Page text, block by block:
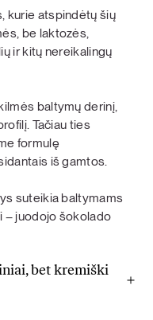
kurie atspindėtų šių
be laktozės,
ir kitų nereikalingų
baltymų derinį,
Tačiau ties
formulę
iš gamtos.
suteikia baltymams
– juodojo šokolado
bet kremiški